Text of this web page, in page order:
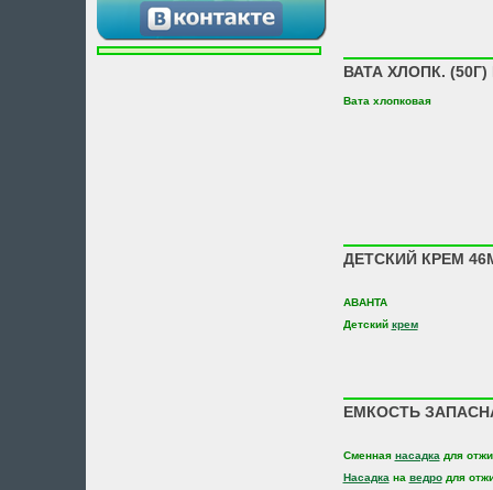
ВАТА ХЛОПК. (50Г)
Вата хлопковая
ДЕТСКИЙ КРЕМ
АВАНТА
Детский крем
ЕМКОСТЬ
Сменная насадка для
Насадка на ведродля